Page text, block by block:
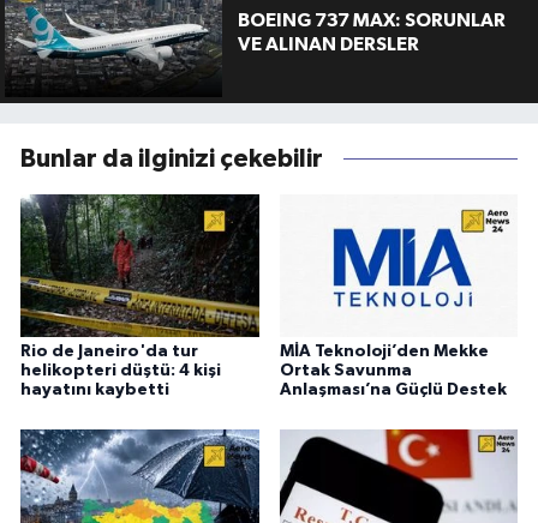
BOEING 737 MAX: SORUNLAR
VE ALINAN DERSLER
Bunlar da ilginizi çekebilir
Rio de Janeiro'da tur
helikopteri düştü: 4 kişi
hayatını kaybetti
MİA Teknoloji’den Mekke
Ortak Savunma
Anlaşması’na Güçlü Destek